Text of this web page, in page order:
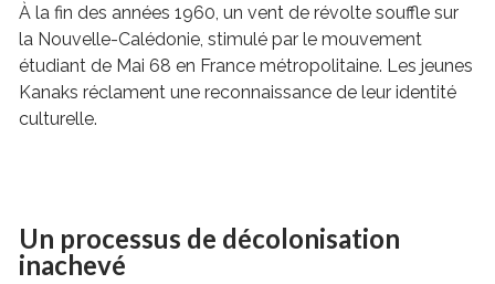
À la fin des années 1960, un vent de révolte souffle sur
la Nouvelle-Calédonie, stimulé par le mouvement
étudiant de Mai 68 en France métropolitaine. Les jeunes
Kanaks réclament une reconnaissance de leur identité
culturelle.
Un processus de décolonisation
inachevé